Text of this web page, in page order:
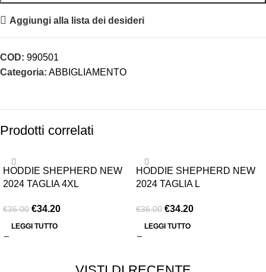
Aggiungi alla lista dei desideri
COD: 990501
Categoria: ABBIGLIAMENTO
Prodotti correlati
-5%
ESAURITO
HODDIE SHEPHERD NEW
2024 TAGLIA 4XL
€36.00 €34.20
LEGGI TUTTO
-5%
ESAURITO
HODDIE SHEPHERD NEW
2024 TAGLIA L
€36.00 €34.20
LEGGI TUTTO